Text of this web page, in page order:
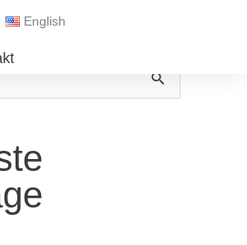
English